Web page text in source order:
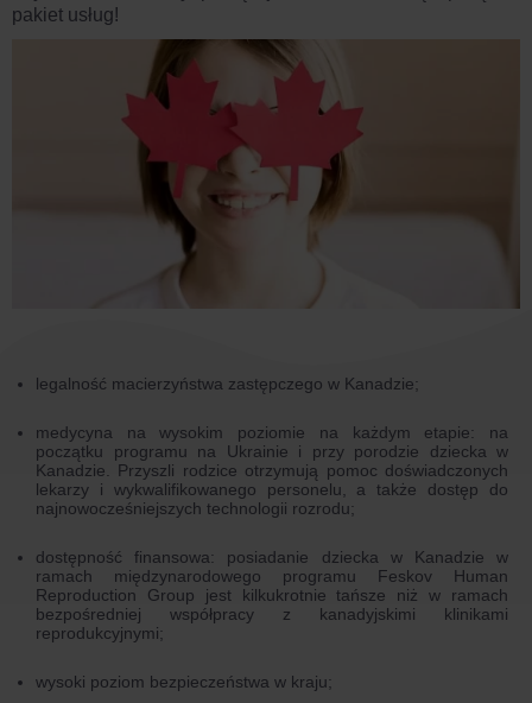
pakiet usług!
legalność macierzyństwa zastępczego w Kanadzie;
medycyna na wysokim poziomie na każdym etapie: na
początku programu na Ukrainie i przy porodzie dziecka w
Kanadzie. Przyszli rodzice otrzymują pomoc doświadczonych
lekarzy i wykwalifikowanego personelu, a także dostęp do
najnowocześniejszych technologii rozrodu;
dostępność finansowa: posiadanie dziecka w Kanadzie w
ramach międzynarodowego programu Feskov Human
Reproduction Group jest kilkukrotnie tańsze niż w ramach
bezpośredniej współpracy z kanadyjskimi klinikami
reprodukcyjnymi;
wysoki poziom bezpieczeństwa w kraju;